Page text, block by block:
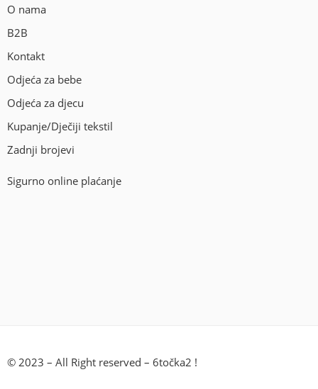
O nama
B2B
Kontakt
Odjeća za bebe
Odjeća za djecu
Kupanje/Dječiji tekstil
Zadnji brojevi
Sigurno online plaćanje
© 2023 – All Right reserved – 6točka2 !